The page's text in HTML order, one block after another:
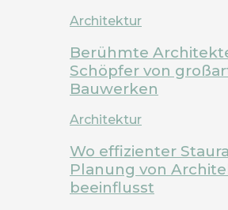
Architektur
Berühmte
Schöpfer von
Bauwerken
Architektur
Wo effizienter
Planung von
beeinflusst